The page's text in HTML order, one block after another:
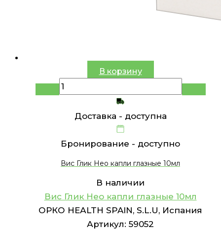
В корзину
Доставка - доступна
Бронирование - доступно
Вис Глик Нео капли глазные 10мл
В наличии
Вис Глик Нео капли глазные 10мл
ОРКО НЕАLTH SPAIN, S.L.U, Испания
Артикул: 59052